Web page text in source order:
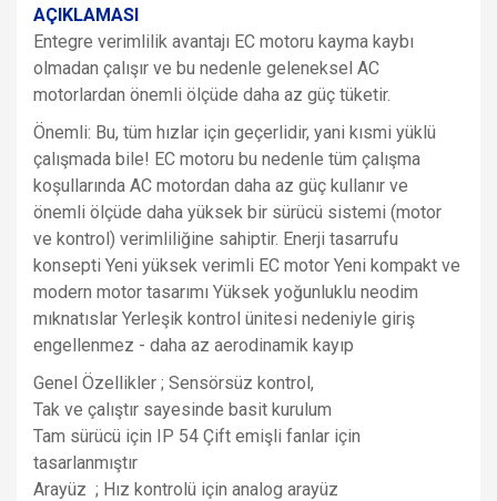
AÇIKLAMASI
Entegre verimlilik avantajı EC motoru kayma kaybı
olmadan çalışır ve bu nedenle geleneksel AC
motorlardan önemli ölçüde daha az güç tüketir.
Önemli: Bu, tüm hızlar için geçerlidir, yani kısmi yüklü
çalışmada bile! EC motoru bu nedenle tüm çalışma
koşullarında AC motordan daha az güç kullanır ve
önemli ölçüde daha yüksek bir sürücü sistemi (motor
ve kontrol) verimliliğine sahiptir. Enerji tasarrufu
konsepti Yeni yüksek verimli EC motor Yeni kompakt ve
modern motor tasarımı Yüksek yoğunluklu neodim
mıknatıslar Yerleşik kontrol ünitesi nedeniyle giriş
engellenmez - daha az aerodinamik kayıp
Genel Özellikler ; Sensörsüz kontrol,
Tak ve çalıştır sayesinde basit kurulum
Tam sürücü için IP 54 Çift emişli fanlar için
tasarlanmıştır
Arayüz ; Hız kontrolü için analog arayüz